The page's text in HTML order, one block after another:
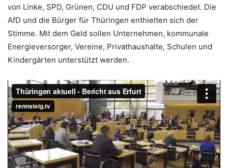
von Linke, SPD, Grünen, CDU und FDP verabschiedet. Die
AfD und die Bürger für Thüringen enthielten sich der
Stimme. Mit dem Geld sollen Unternehmen, kommunale
Energieversorger, Vereine, Privathaushalte, Schulen und
Kindergärten unterstützt werden.